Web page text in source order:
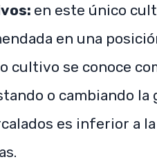
en este único
en una
cultivo se conoce
o cambiando
es inferior a